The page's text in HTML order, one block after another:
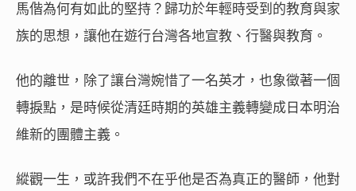
馬偕為何有如此的堅持？歸功於年輕時受到的教育與家
族的思想，讓他在遊行台灣各地宣教、行醫與教育。
他的離世，除了讓台灣婉惜了一名英才，也象徵著一個
轉捩點，是時候從清廷時期的英雄主義轉變成日本明治
維新的團體主義。
縱觀一生，或許我們不在乎他是否為真正的醫師，他對